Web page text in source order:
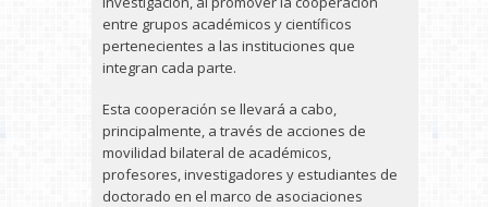
entre grupos académicos y científicos
pertenecientes a las instituciones que
integran cada parte.
Esta cooperación se llevará a cabo,
principalmente, a través de acciones de
movilidad bilateral de académicos,
profesores, investigadores y estudiantes de
doctorado en el marco de asociaciones